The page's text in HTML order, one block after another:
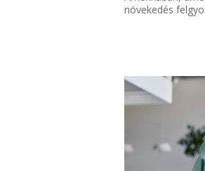
növekedés